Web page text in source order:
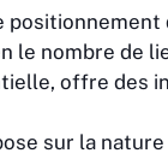
le nombre
offre
sur la